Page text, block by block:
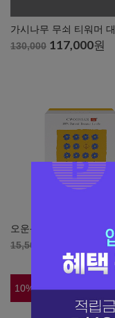
가시나무 무쇠 티워머 대
130,000 117,000원
오운산 천연 밀랍초 1입
15,500
10%